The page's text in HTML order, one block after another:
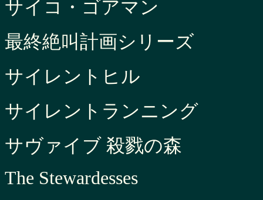
サイコ・ゴアマン
最終絶叫計画シリーズ
サイレントヒル
サイレントランニング
サヴァイブ 殺戮の森
The Stewardesses